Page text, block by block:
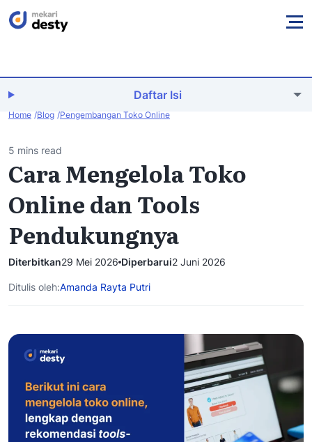
Daftar Isi
Home Blog Pengembangan Toko Online
5 mins read
Cara Mengelola Toko
Online dan Tools
Pendukungnya
Diterbitkan29 Mei 2026 Diperbarui2 Juni 2026
Ditulis oleh:Amanda Rayta Putri